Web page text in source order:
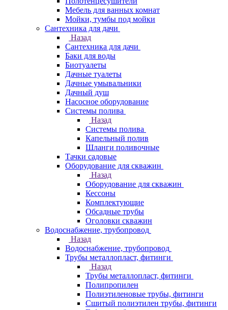
Мебель для ванных комнат
Мойки, тумбы под мойки
Сантехника для дачи
Назад
Сантехника для дачи
Баки для воды
Биотуалеты
Дачные туалеты
Дачные умывальники
Дачный душ
Насосное оборудование
Системы полива
Назад
Системы полива
Капельный полив
Шланги поливочные
Тачки садовые
Оборудование для скважин
Назад
Оборудование для скважин
Кессоны
Комплектующие
Обсадные трубы
Оголовки скважин
Водоснабжение, трубопровод
Назад
Водоснабжение, трубопровод
Трубы металлопласт, фитинги
Назад
Трубы металлопласт, фитинги
Полипропилен
Полиэтиленовые трубы, фитинги
Сшитый полиэтилен трубы, фитинги